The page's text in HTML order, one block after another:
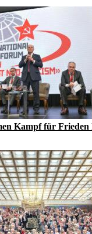
Kampf für